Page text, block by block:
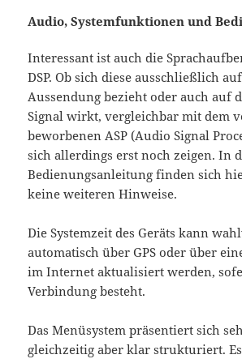
Audio, Systemfunktionen und
Interessant ist auch die
DSP. Ob sich diese ausschließlich
Aussendung bezieht oder auch auf
Signal wirkt, vergleichbar mit dem
beworbenen ASP (Audio Signal
sich allerdings erst noch zeigen. In
Bedienungsanleitung finden sich
keine weiteren Hinweise.
Die Systemzeit des Geräts kann
automatisch über GPS oder über
im Internet aktualisiert werden,
Verbindung besteht.
Das Menüsystem präsentiert sich
gleichzeitig aber klar strukturiert.